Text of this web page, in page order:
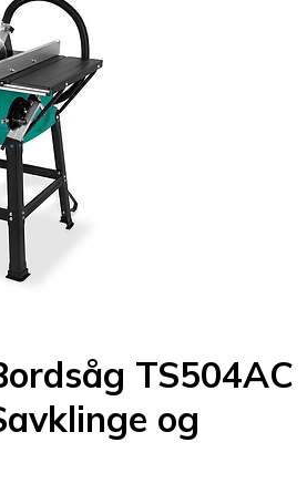
TS504AC
og